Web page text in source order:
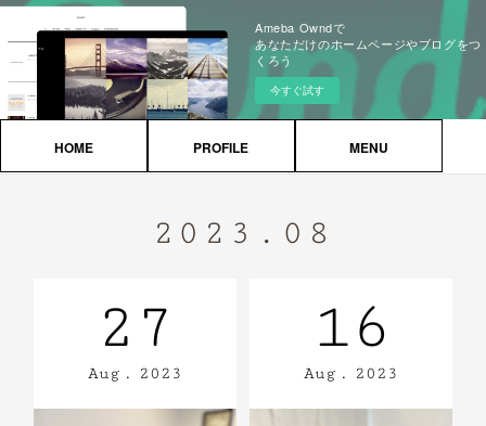
Ameba Owndで
あなただけのホームページやブログをつ
くろう
今すぐ試す
HOME PROFILE MENU
2023 . 08
27
Aug 2023
16
Aug 2023